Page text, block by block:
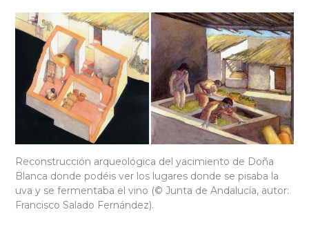
Andalucía Sabores de Andalucía Sentir el viaje
Vinos de Andalucía.
Sabores trascendentales
PON TODOS TUS SENTIDOS A FUNCIONAR CON
LOS VINOS DE ANDALUCÍA.
07/06/2024 No hay comentarios 9 Likes
Reconstrucción arqueológica del yacimiento de Doña
Blanca donde podéis ver los lugares donde se pisaba la
uva y se fermentaba el vino (© Junta de Andalucía, autor:
Francisco Salado Fernández).